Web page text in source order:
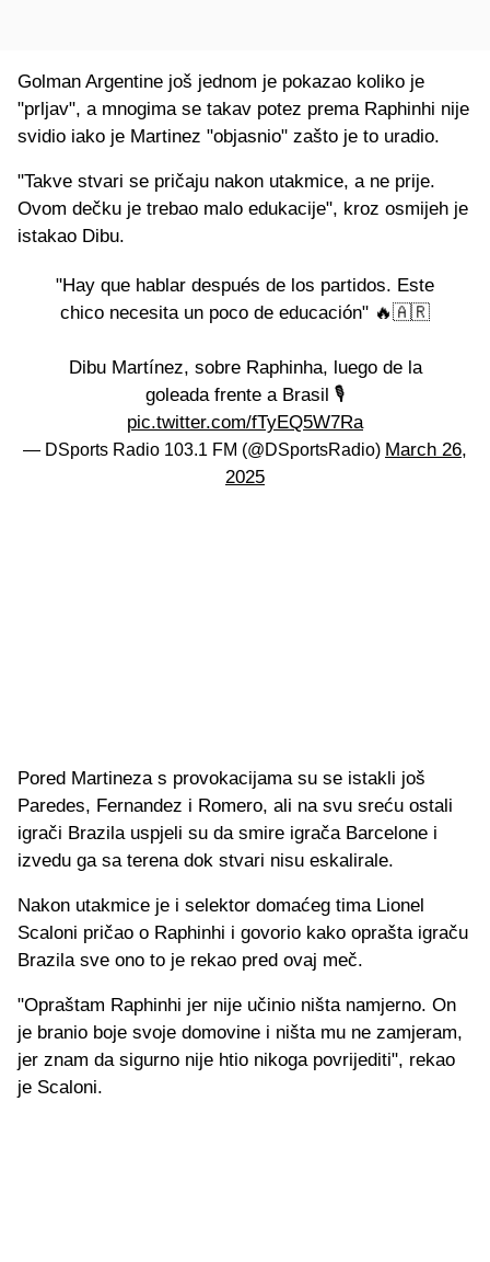
Golman Argentine još jednom je pokazao koliko je
"prljav", a mnogima se takav potez prema Raphinhi nije
svidio iako je Martinez "objasnio" zašto je to uradio.
"Takve stvari se pričaju nakon utakmice, a ne prije.
Ovom dečku je trebao malo edukacije", kroz osmijeh je
istakao Dibu.
"Hay que hablar después de los partidos. Este
chico necesita un poco de educación" 🔥🇦🇷
Dibu Martínez, sobre Raphinha, luego de la
goleada frente a Brasil 🎙️
pic.twitter.com/fTyEQ5W7Ra
— DSports Radio 103.1 FM (@DSportsRadio) March 26,
2025
Pored Martineza s provokacijama su se istakli još
Paredes, Fernandez i Romero, ali na svu sreću ostali
igrači Brazila uspjeli su da smire igrača Barcelone i
izvedu ga sa terena dok stvari nisu eskalirale.
Nakon utakmice je i selektor domaćeg tima Lionel
Scaloni pričao o Raphinhi i govorio kako oprašta igraču
Brazila sve ono to je rekao pred ovaj meč.
"Opraštam Raphinhi jer nije učinio ništa namjerno. On
je branio boje svoje domovine i ništa mu ne zamjeram,
jer znam da sigurno nije htio nikoga povrijediti", rekao
je Scaloni.